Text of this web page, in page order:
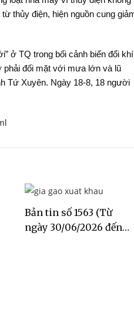
thủy điện, hiện nguồn cung
ở TQ trong bối cảnh biến đổi khí
phải đối mặt với mưa lớn và lũ
Tứ Xuyên. Ngày 18-8, 18 người
Bản tin số 1563 (Từ
ngày 30/06/2026 đến